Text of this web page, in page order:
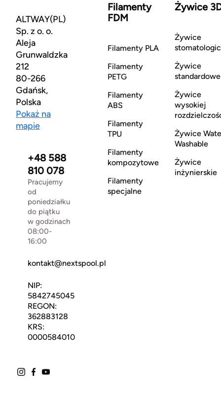
ALTWAY(PL)
Sp. z o. o.
Aleja
Grunwaldzka
212
80-266
Gdańsk,
Polska
Pokaż na
mapie
+48 588
810 078
Pracujemy
od
poniedziałku
do piątku
w godzinach
08:00-
16:00
kontakt@nextspool.pl
NIP:
5842745045
REGON:
362883128
KRS:
0000584010
Filamenty
FDM
Filamenty PLA
Filamenty
PETG
Filamenty
ABS
Filamenty
TPU
Filamenty
kompozytowe
Filamenty
specjalne
Żywice
Żywice
Żywice
standardowe
Żywice
wysokiej
Żywice
Washable
Żywice
inżynierskie